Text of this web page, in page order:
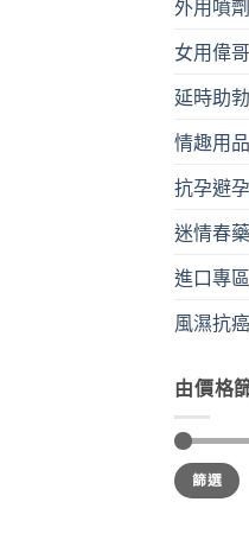
外用噴劑
女用偉哥
延時助勃
情趣用品
抗孕避孕
迷情春藥
進口專區
風濕抗癌
由價格
最
低
價
最
高
價
篩選